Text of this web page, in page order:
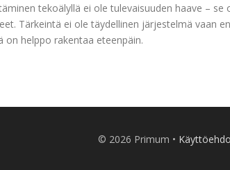
tekoälyllä ei ole tulevaisuuden haave – se
Tärkeintä ei ole täydellinen järjestelmä vaan
on helppo rakentaa eteenpäin.
© 2026 Primum •